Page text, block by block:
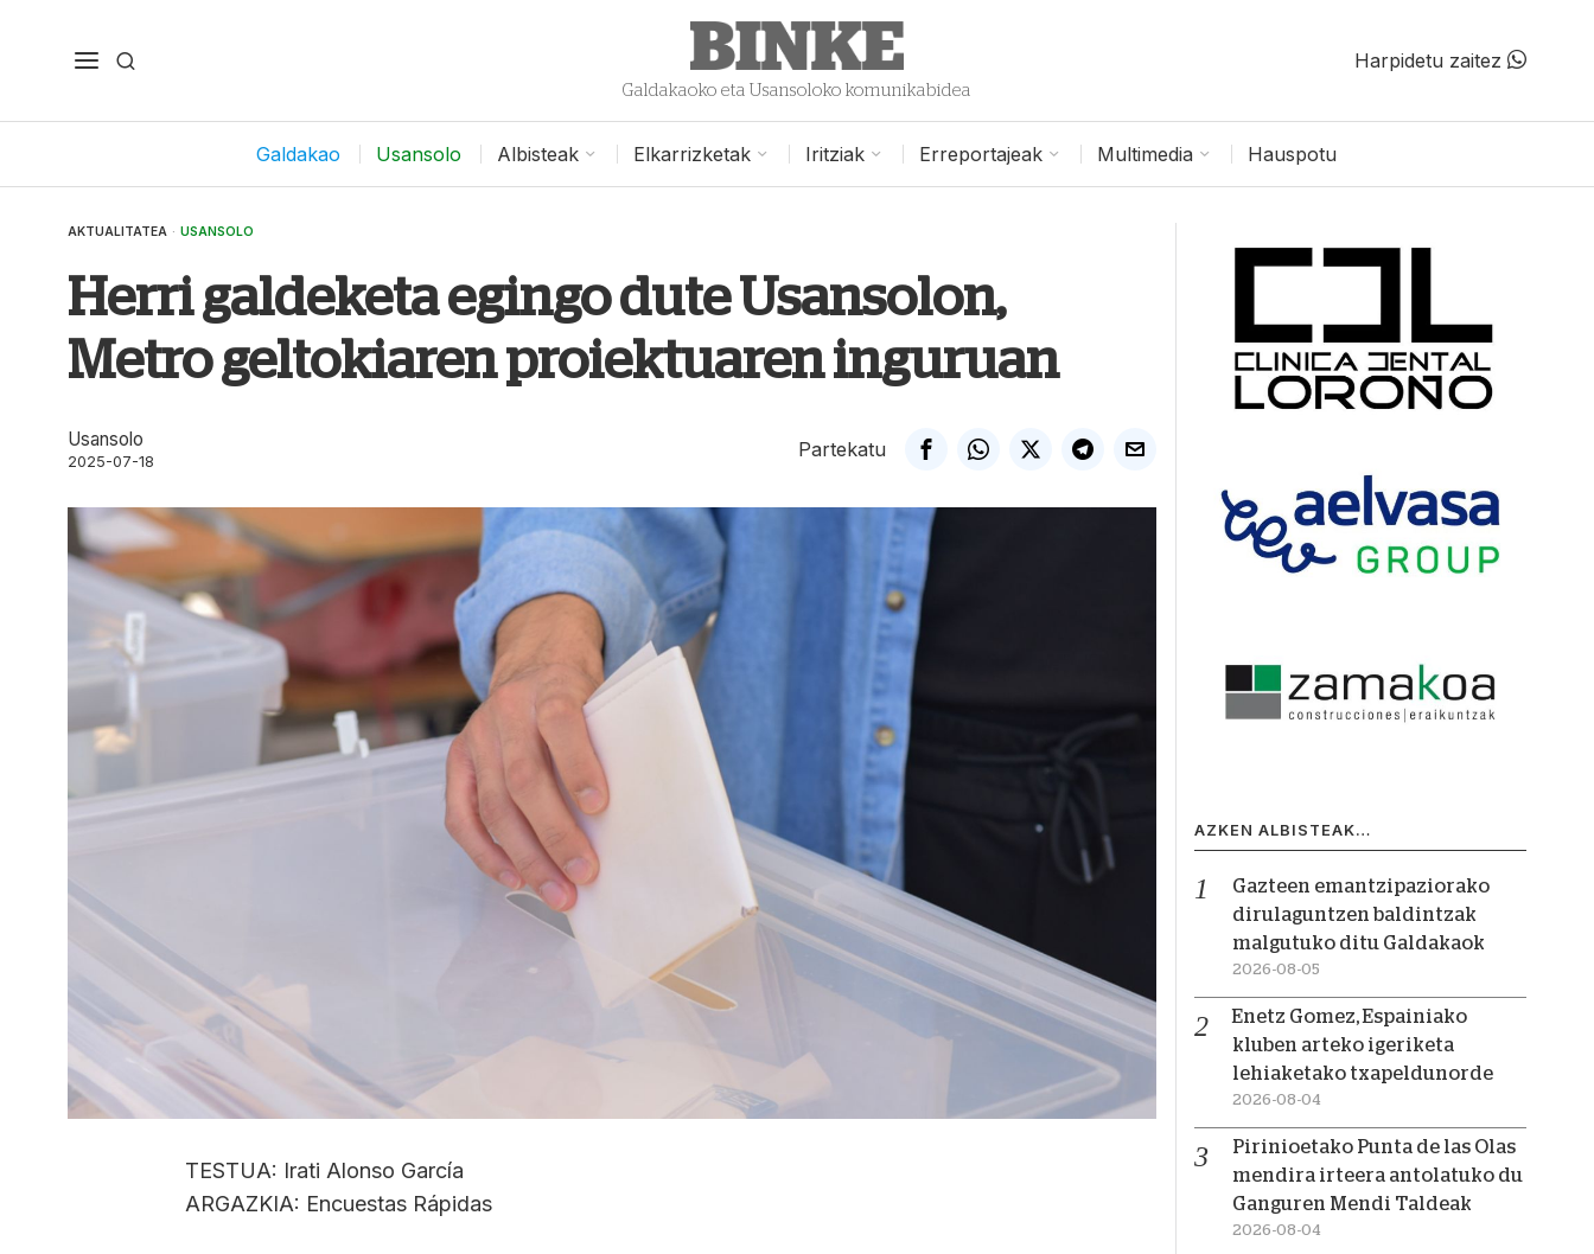
Galdakaoko eta Usansoloko komunikabidea
Harpidetu zaitez
Galdakao Usansolo Albisteak Elkarrizketak Iritziak Erreportajeak Multimedia Hauspotu
AKTUALITATEA · USANSOLO
Herri galdeketa egingo dute Usansolon,
Metro geltokiaren proiektuaren inguruan
Usansolo
2025-07-18
Partekatu
TESTUA: Irati Alonso García
ARGAZKIA: Encuestas Rápidas
AZKEN ALBISTEAK…
Gazteen emantzipaziorako
dirulaguntzen baldintzak
malgutuko ditu Galdakaok
2026-08-05
Enetz Gomez, Espainiako
kluben arteko igeriketa
lehiaketako txapeldunorde
2026-08-04
Pirinioetako Punta de las Olas
mendira irteera antolatuko du
Ganguren Mendi Taldeak
2026-08-04